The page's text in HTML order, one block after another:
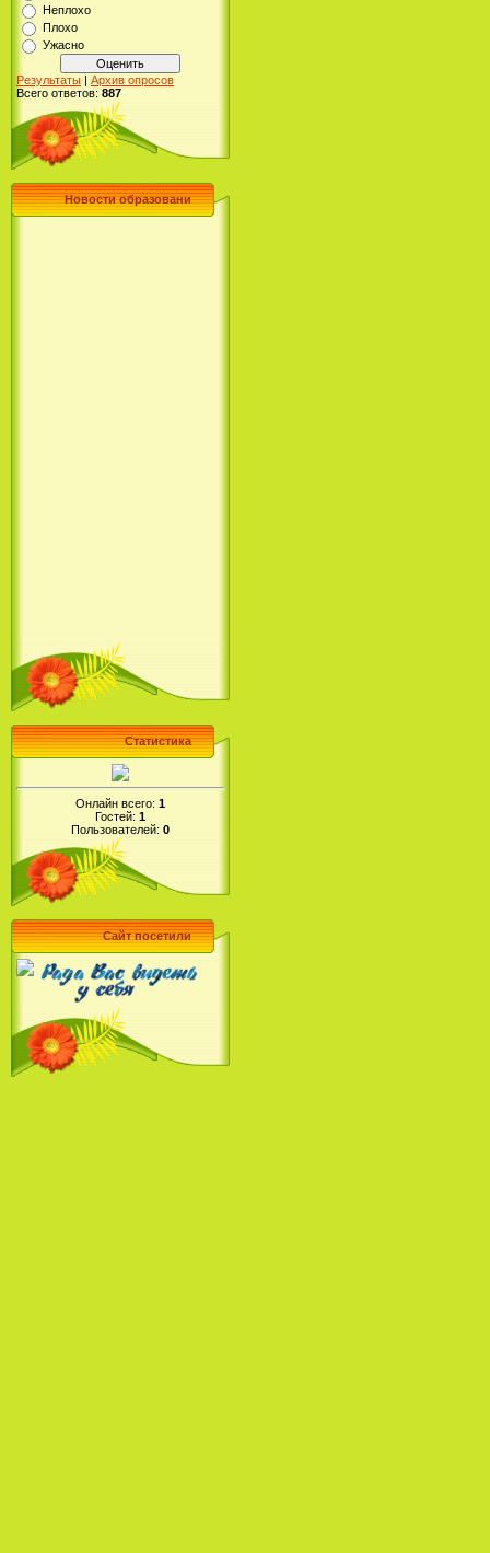
Неплохо
Плохо
Ужасно
Результаты | Архив опросов
Всего ответов: 887
Новости образовани
Статистика
Онлайн всего: 1
Гостей: 1
Пользователей: 0
Сайт посетили